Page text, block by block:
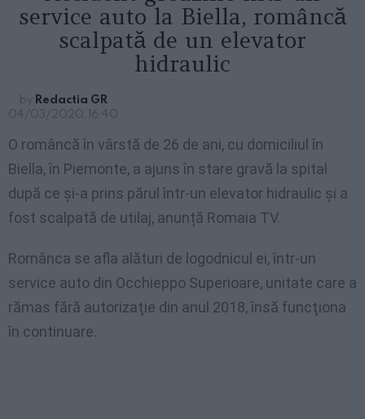
service auto la Biella, româncă
scalpată de un elevator
hidraulic
by Redactia GR
04/03/2020, 16:40
O româncă în vârstă de 26 de ani, cu domiciliul în
Biella, în Piemonte, a ajuns în stare gravă la spital
după ce şi-a prins părul într-un elevator hidraulic şi a
fost scalpată de utilaj, anunță Romaia TV.
Românca se afla alături de logodnicul ei, într-un
service auto din Occhieppo Superioare, unitate care a
rămas fără autorizaţie din anul 2018, însă funcţiona
în continuare.